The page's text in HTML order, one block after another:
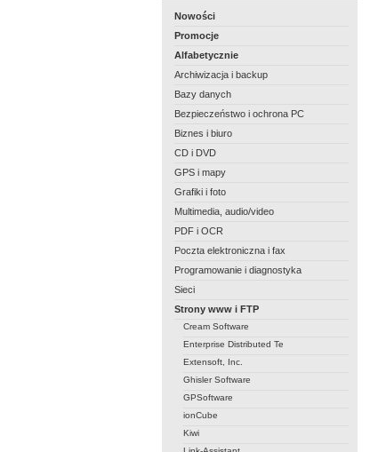
Nowości
Promocje
Alfabetycznie
Archiwizacja i backup
Bazy danych
Bezpieczeństwo i ochrona PC
Biznes i biuro
CD i DVD
GPS i mapy
Grafiki i foto
Multimedia, audio/video
PDF i OCR
Poczta elektroniczna i fax
Programowanie i diagnostyka
Sieci
Strony www i FTP
Cream Software
Enterprise Distributed Te
Extensoft, Inc.
Ghisler Software
GPSoftware
ionCube
Kiwi